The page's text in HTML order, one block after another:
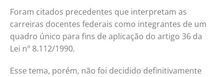
Foram citados precedentes que interpretam as
carreiras docentes federais como integrantes de um
quadro único para fins de aplicação do artigo 36 da
Lei nº 8.112/1990.
Esse tema, porém, não foi decidido definitivamente